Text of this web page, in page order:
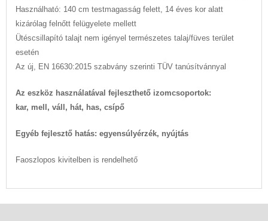
Használható: 140 cm testmagasság felett, 14 éves kor alatt
kizárólag felnőtt felügyelete mellett
Ütéscsillapító talajt nem igényel természetes talaj/füves terület
esetén
Az új, EN 16630:2015 szabvány szerinti TÜV tanúsítvánnyal
Az eszköz használatával fejleszthető izomcsoportok:
kar, mell, váll, hát, has, csípő
Egyéb fejlesztő hatás: egyensúlyérzék, nyújtás
Faoszlopos kivitelben is rendelhető